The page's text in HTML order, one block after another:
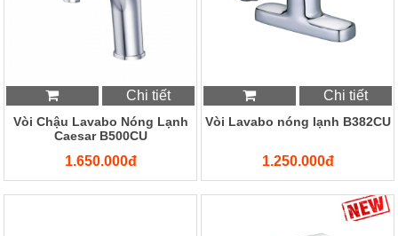
Chi tiết
Vòi Chậu Lavabo Nóng Lạnh
Caesar B500CU
1.650.000đ
Chi tiết
Vòi Lavabo nóng lạnh B382CU
1.250.000đ